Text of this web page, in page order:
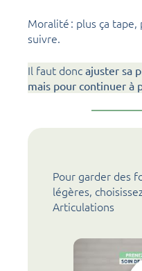
Moralité : plus ça
suivre.
Il faut donc ajuster sa
mais pour continuer à
Pour garder des
légères,
Articulations